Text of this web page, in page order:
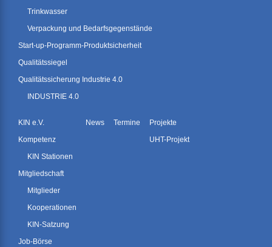
Trinkwasser
Verpackung und Bedarfsgegenstände
Start-up-Programm-Produktsicherheit
Qualitätssiegel
Qualitätssicherung Industrie 4.0
INDUSTRIE 4.0
KIN e.V.
Kompetenz
KIN Stationen
Mitgliedschaft
Mitglieder
Kooperationen
KIN-Satzung
Job-Börse
News Termine
Projekte
UHT-Projekt